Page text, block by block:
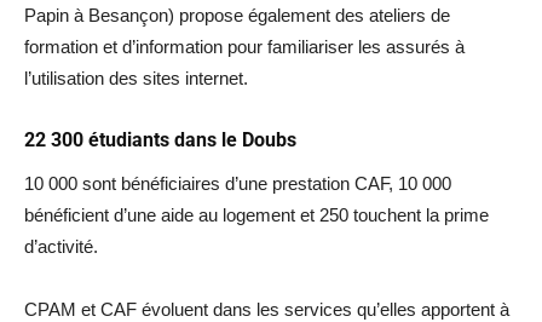
Papin à Besançon) propose également des ateliers de
formation et d’information pour familiariser les assurés à
l’utilisation des sites internet.
22 300 étudiants dans le Doubs
10 000 sont bénéficiaires d’une prestation CAF, 10 000
bénéficient d’une aide au logement et 250 touchent la prime
d’activité.
CPAM et CAF évoluent dans les services qu’elles apportent à